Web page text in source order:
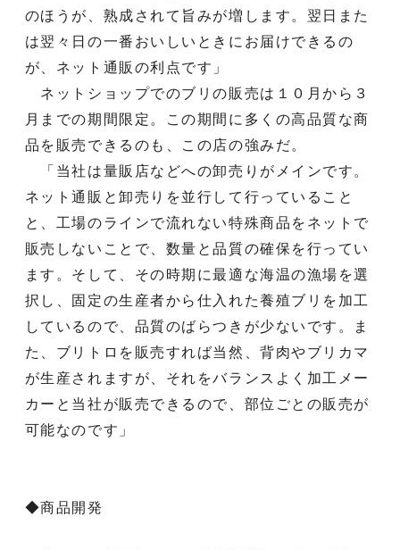
のほうが、熟成されて旨みが増します。翌日また
は翌々日の一番おいしいときにお届けできるの
が、ネット通販の利点です」
ネットショップでのブリの販売は１０月から３
月までの期間限定。この期間に多くの高品質な商
品を販売できるのも、この店の強みだ。
「当社は量販店などへの卸売りがメインです。
ネット通販と卸売りを並行して行っていること
と、工場のラインで流れない特殊商品をネットで
販売しないことで、数量と品質の確保を行ってい
ます。そして、その時期に最適な海温の漁場を選
択し、固定の生産者から仕入れた養殖ブリを加工
しているので、品質のばらつきが少ないです。ま
た、ブリトロを販売すれば当然、背肉やブリカマ
が生産されますが、それをバランスよく加工メー
カーと当社が販売できるので、部位ごとの販売が
可能なのです」
◆商品開発